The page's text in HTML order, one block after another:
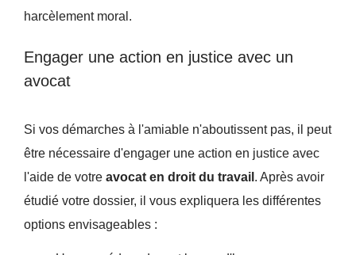
harcèlement moral.
Engager une action en justice avec un
avocat
Si vos démarches à l'amiable n'aboutissent pas, il peut
être nécessaire d'engager une action en justice avec
l'aide de votre avocat en droit du travail . Après avoir
étudié votre dossier, il vous expliquera les différentes
options envisageables :